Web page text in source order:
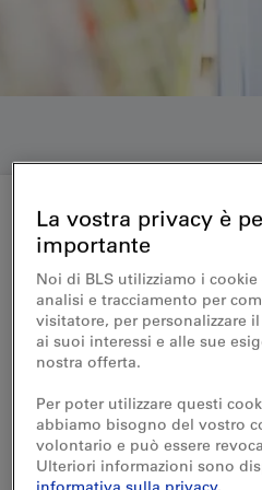
Medienmitteilung 20.12.2016
Die BLS und
Tourismus
Tourismus- und
Das BLS
La vostra privacy è
importante
Noi di BLS utilizziamo i
analisi e tracciamento per
visitatore, per personalizzare
ai suoi interessi e alle sue
nostra offerta.
Per poter utilizzare questi
abbiamo bisogno del vostro
volontario e può essere
Ulteriori informazioni sono